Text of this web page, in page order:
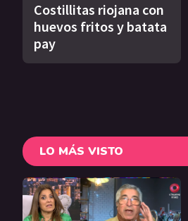
Costillitas riojana con
huevos fritos y batata
pay
LO MÁS VISTO